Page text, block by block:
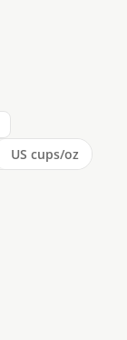
US cups/oz